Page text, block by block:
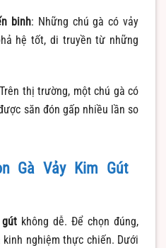
binh: Những chú gà có vảy
hệ tốt, di truyền từ những
thị trường, một chú gà có
săn đón gấp nhiều lần so
Gà Vảy Kim Gút
không dễ. Để chọn đúng,
kinh nghiệm thực chiến. Dưới